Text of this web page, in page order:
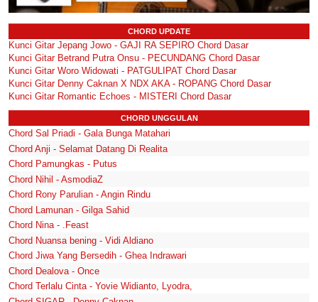
CHORD UPDATE
Kunci Gitar Jepang Jowo - GAJI RA SEPIRO Chord Dasar
Kunci Gitar Betrand Putra Onsu - PECUNDANG Chord Dasar
Kunci Gitar Woro Widowati - PATGULIPAT Chord Dasar
Kunci Gitar Denny Caknan X NDX AKA - ROPANG Chord Dasar
Kunci Gitar Romantic Echoes - MISTERI Chord Dasar
CHORD UNGGULAN
Chord Sal Priadi - Gala Bunga Matahari
Chord Anji - Selamat Datang Di Realita
Chord Pamungkas - Putus
Chord Nihil - AsmodiaZ
Chord Rony Parulian - Angin Rindu
Chord Lamunan - Gilga Sahid
Chord Nina - .Feast
Chord Nuansa bening - Vidi Aldiano
Chord Jiwa Yang Bersedih - Ghea Indrawari
Chord Dealova - Once
Chord Terlalu Cinta - Yovie Widianto, Lyodra,